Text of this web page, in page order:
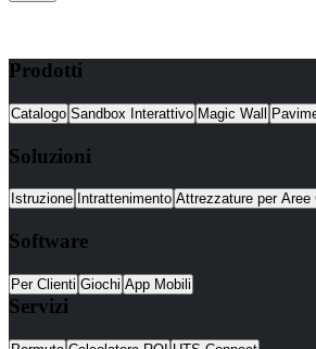
Prodotti
Catalogo Sandbox Interattivo Magic Wall
Soluzioni
Istruzione Intrattenimento Attrezzature per Aree
Software
Per Clienti Giochi App Mobili
Servizi